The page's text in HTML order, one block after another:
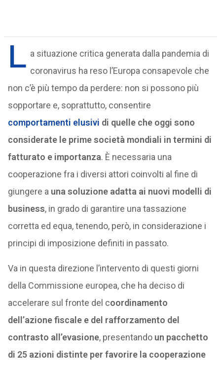
L a situazione critica generata dalla pandemia di
coronavirus ha reso l’Europa consapevole che
non c’è più tempo da perdere: non si possono più
sopportare e, soprattutto, consentire
comportamenti elusivi di quelle che oggi sono
considerate le prime società mondiali in termini di
fatturato e importanza. È necessaria una
cooperazione fra i diversi attori coinvolti al fine di
giungere a una soluzione adatta ai nuovi modelli di
business, in grado di garantire una tassazione
corretta ed equa, tenendo, però, in considerazione i
principi di imposizione definiti in passato.
Va in questa direzione l’intervento di questi giorni
della Commissione europea, che ha deciso di
accelerare sul fronte del coordinamento
dell’azione fiscale e del rafforzamento del
contrasto all’evasione, presentando un pacchetto
di 25 azioni distinte per favorire la cooperazione